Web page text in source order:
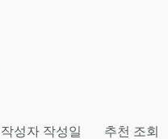
작성자 작성일 추천 조회